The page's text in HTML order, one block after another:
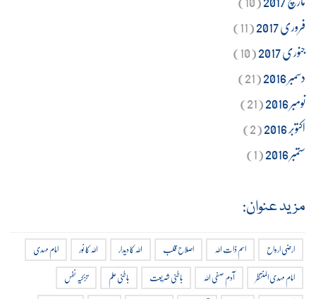
فروری 2017
(11)
جنوری 2017
(10)
دسمبر 2016
(21)
نومبر 2016
(21)
اکتوبر 2016
(2)
ستمبر 2016
(1)
مزید عنوان:
ارضی ارواح اسم ذات اللہ اصلاح قلب اللہ کا دیدار اللہ کا نور
امام مہدی
امام مہدی المنتظر
آدم صفی اللہ باطنی شریعت باطنی علم
تزکیہ نفس